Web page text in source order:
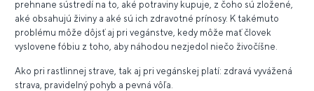
prehnane sústredí na to, aké potraviny kupuje, z čoho sú zložené,
aké obsahujú živiny a aké sú ich zdravotné prínosy. K takémuto
problému môže dôjsť aj pri vegánstve, kedy môže mať človek
vyslovene fóbiu z toho, aby náhodou nezjedol niečo živočíšne.
Ako pri rastlinnej strave, tak aj pri vegánskej platí: zdravá vyvážená
strava, pravidelný pohyb a pevná vôľa.